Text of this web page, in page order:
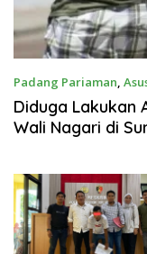
Padang Pariaman,
Diduga Lakukan
Wali Nagari di